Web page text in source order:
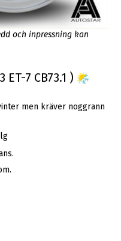
och inpressning kan
7 CB73.1 )
men kräver noggrann